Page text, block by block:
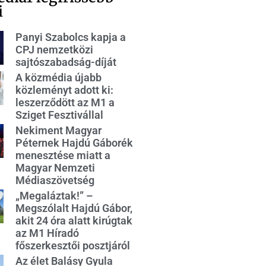
Panyi Szabolcs kapja a
CPJ nemzetközi
sajtószabadság-díját
A közmédia újabb
közleményt adott ki:
leszerződött az M1 a
Sziget Fesztivállal
Nekiment Magyar
Péternek Hajdú Gáborék
menesztése miatt a
Magyar Nemzeti
Médiaszövetség
„Megaláztak!” –
Megszólalt Hajdú Gábor,
akit 24 óra alatt kirúgtak
az M1 Híradó
főszerkesztői posztjáról
Az élet Balásy Gyula